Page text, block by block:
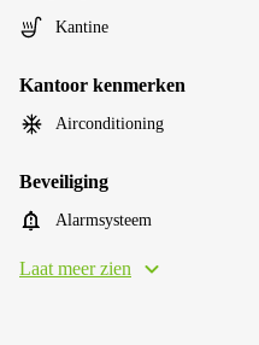
Kantine
Kantoor kenmerken
Airconditioning
Beveiliging
Alarmsysteem
Laat meer zien